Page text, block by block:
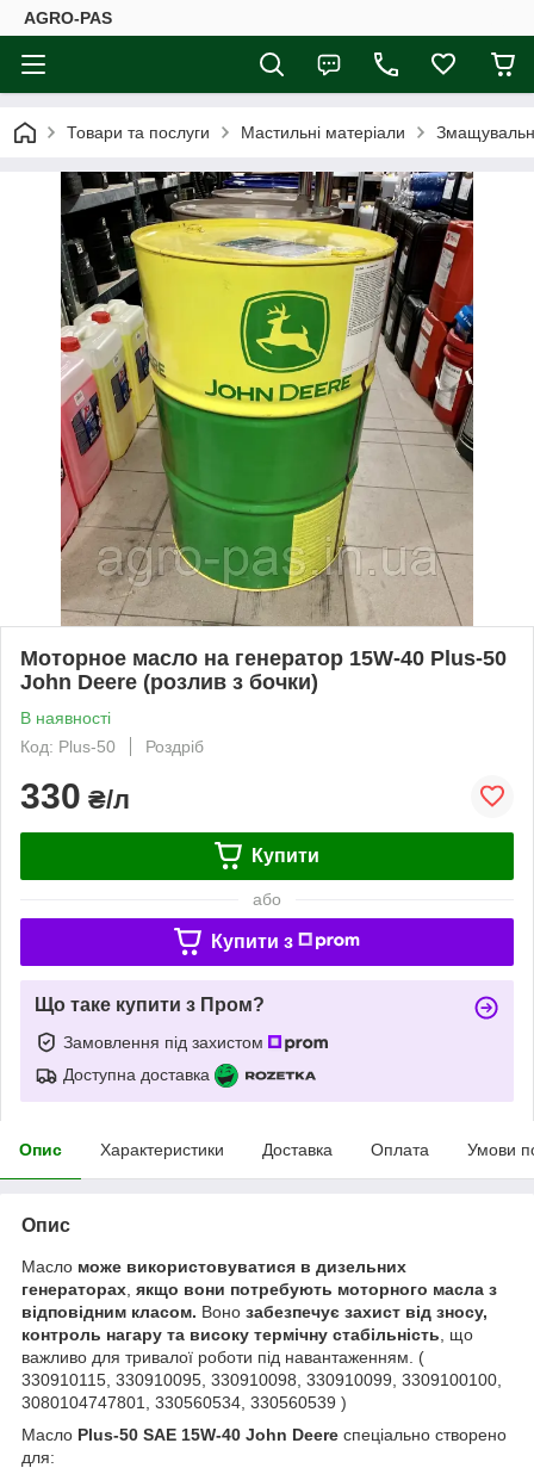
AGRO-PAS
Товари та послуги Мастильні матеріали
Моторное масло на генератор 15W-40 Plus-50
John Deere (розлив з бочки)
В наявності
Код: Plus-50
Роздріб
330 ₴/л
Купити
або
Купити з
Що таке купити з Пром?
Замовлення під захистом
Доступна доставка
Опис Характеристики Доставка Оплата Умови
Опис
Масло може використовуватися в дизельних
генераторах якщо вони потребують моторного масла з
відповідним класом. Воно забезпечує захист від зносу,
контроль нагару та високу термічну стабільність , що
важливо для тривалої роботи під навантаженням. (
330910115, 330910095, 330910098, 330910099, 3309100100,
3080104747801, 330560534, 330560539 )
Масло Plus-50 SAE 15W-40 John Deere спеціально створено
для: